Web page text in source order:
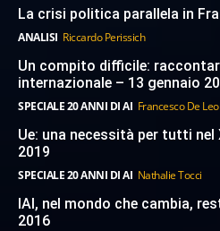
La crisi politica parallela in
ANALISI Riccardo Perissich
Un compito difficile:
internazionale – 13 gennaio
SPECIALE 20 ANNI DI AI Francesco De Leo
Ue: una necessità per tutti
2019
SPECIALE 20 ANNI DI AI Nathalie Tocci
IAI, nel mondo che cambia,
2016